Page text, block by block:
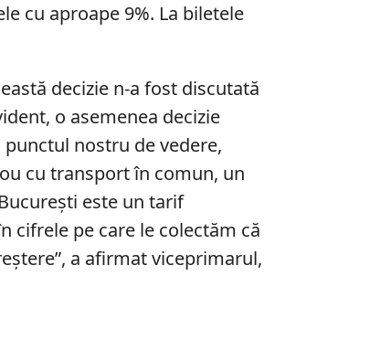
cu aproape 9%. La biletele
decizie n-a fost discutată
o asemenea decizie
nostru de vedere,
cu transport în comun, un
este un tarif
cifrele pe care le colectăm că
a afirmat viceprimarul,